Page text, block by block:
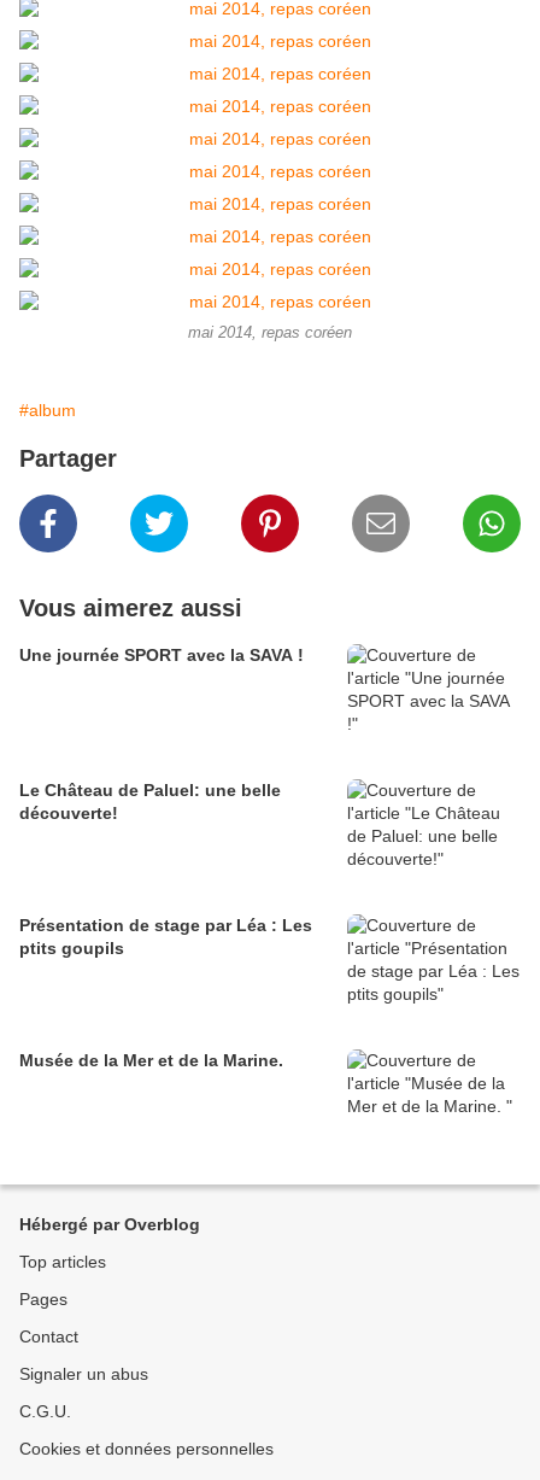
mai 2014, repas coréen
#album
Partager
Vous aimerez aussi
Une journée SPORT avec la SAVA !
Le Château de Paluel: une belle
découverte!
Présentation de stage par Léa : Les
ptits goupils
Musée de la Mer et de la Marine.
Hébergé par Overblog
Top articles
Pages
Contact
Signaler un abus
C.G.U.
Cookies et données personnelles